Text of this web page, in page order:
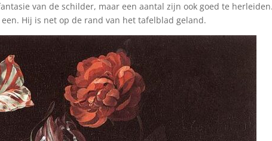
van de schilder, maar een aantal zijn ook goed te
Hij is net op de rand van het tafelblad geland.